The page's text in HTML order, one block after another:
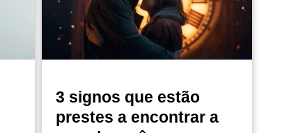
3 signos que estão
prestes a encontrar a